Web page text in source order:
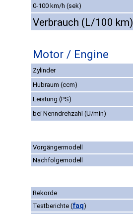
0-100 km/h (sek)
Verbrauch (L/100 km)
Motor / Engine
Zylinder
Hubraum (ccm)
Leistung (PS)
bei Nenndrehzahl (U/min)
Vorgängermodell
Nachfolgemodell
Rekorde
Testberichte (faq)